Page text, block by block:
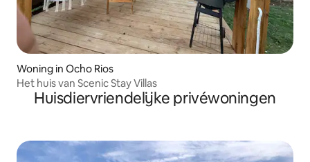
Woning in Ocho Rios
Het huis van Scenic Stay Villas
Huisdiervriendelijke privéwoningen